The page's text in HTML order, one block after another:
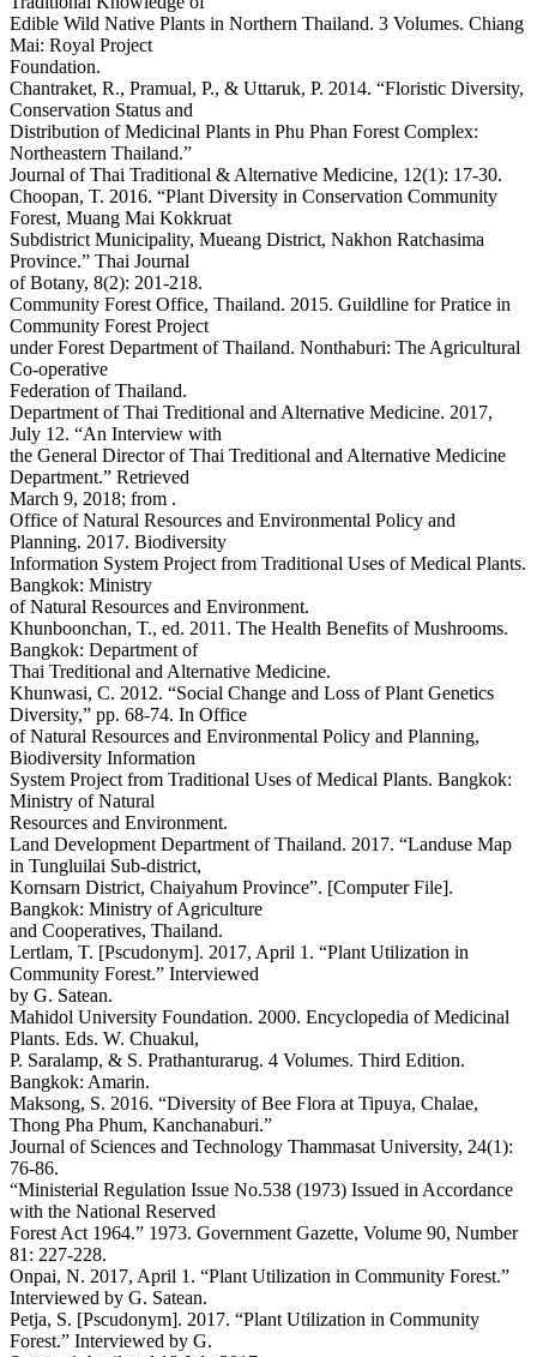
Edible Wild Native Plants in Northern Thailand. 3 Volumes. Chiang
Mai: Royal Project
Foundation.
Chantraket, R., Pramual, P., & Uttaruk, P. 2014. “Floristic Diversity,
Conservation Status and
Distribution of Medicinal Plants in Phu Phan Forest Complex:
Northeastern Thailand.”
Journal of Thai Traditional & Alternative Medicine, 12(1): 17-30.
Choopan, T. 2016. “Plant Diversity in Conservation Community
Forest, Muang Mai Kokkruat
Subdistrict Municipality, Mueang District, Nakhon Ratchasima
Province.” Thai Journal
of Botany, 8(2): 201-218.
Community Forest Office, Thailand. 2015. Guildline for Pratice in
Community Forest Project
under Forest Department of Thailand. Nonthaburi: The Agricultural
Co-operative
Federation of Thailand.
Department of Thai Treditional and Alternative Medicine. 2017,
July 12. “An Interview with
the General Director of Thai Treditional and Alternative Medicine
Department.” Retrieved
March 9, 2018; from .
Office of Natural Resources and Environmental Policy and
Planning. 2017. Biodiversity
Information System Project from Traditional Uses of Medical Plants.
Bangkok: Ministry
of Natural Resources and Environment.
Khunboonchan, T., ed. 2011. The Health Benefits of Mushrooms.
Bangkok: Department of
Thai Treditional and Alternative Medicine.
Khunwasi, C. 2012. “Social Change and Loss of Plant Genetics
Diversity,” pp. 68-74. In Office
of Natural Resources and Environmental Policy and Planning,
Biodiversity Information
System Project from Traditional Uses of Medical Plants. Bangkok:
Ministry of Natural
Resources and Environment.
Land Development Department of Thailand. 2017. “Landuse Map
in Tungluilai Sub-district,
Kornsarn District, Chaiyahum Province”. [Computer File].
Bangkok: Ministry of Agriculture
and Cooperatives, Thailand.
Lertlam, T. [Pscudonym]. 2017, April 1. “Plant Utilization in
Community Forest.” Interviewed
by G. Satean.
Mahidol University Foundation. 2000. Encyclopedia of Medicinal
Plants. Eds. W. Chuakul,
P. Saralamp, & S. Prathanturarug. 4 Volumes. Third Edition.
Bangkok: Amarin.
Maksong, S. 2016. “Diversity of Bee Flora at Tipuya, Chalae,
Thong Pha Phum, Kanchanaburi.”
Journal of Sciences and Technology Thammasat University, 24(1):
76-86.
“Ministerial Regulation Issue No.538 (1973) Issued in Accordance
with the National Reserved
Forest Act 1964.” 1973. Government Gazette, Volume 90, Number
81: 227-228.
Onpai, N. 2017, April 1. “Plant Utilization in Community Forest.”
Interviewed by G. Satean.
Petja, S. [Pscudonym]. 2017. “Plant Utilization in Community
Forest.” Interviewed by G.